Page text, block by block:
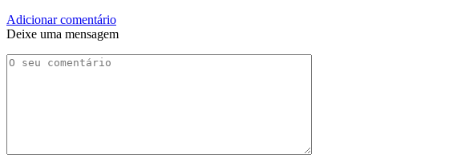
Adicionar comentário
Deixe uma mensagem